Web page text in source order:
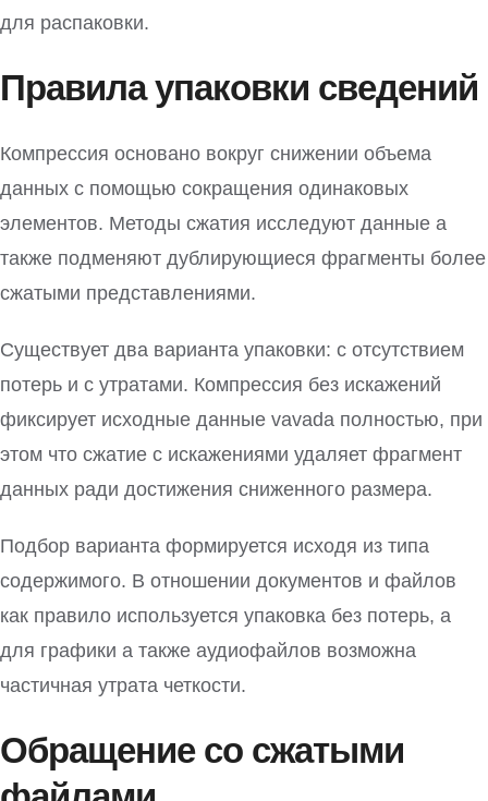
для распаковки.
Правила упаковки сведений
Компрессия основано вокруг снижении объема
данных с помощью сокращения одинаковых
элементов. Методы сжатия исследуют данные а
также подменяют дублирующиеся фрагменты более
сжатыми представлениями.
Существует два варианта упаковки: с отсутствием
потерь и с утратами. Компрессия без искажений
фиксирует исходные данные vavada полностью, при
этом что сжатие с искажениями удаляет фрагмент
данных ради достижения сниженного размера.
Подбор варианта формируется исходя из типа
содержимого. В отношении документов и файлов
как правило используется упаковка без потерь, а
для графики а также аудиофайлов возможна
частичная утрата четкости.
Обращение со сжатыми